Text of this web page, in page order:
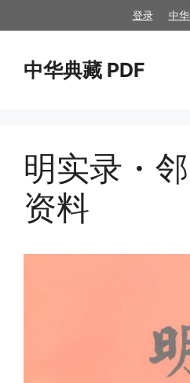
至
登录 中
中华典藏 PDF
明实录・
资料